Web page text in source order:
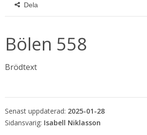
Dela
Bölen 558
Brödtext
Senast uppdaterad: 2025-01-28
Isabell Niklasson